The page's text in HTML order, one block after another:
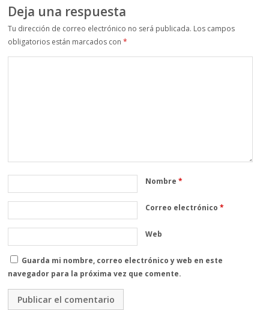
Deja una respuesta
Tu dirección de correo electrónico no será publicada. Los campos
obligatorios están marcados con*
Nombre*
Correo electrónico*
Web
Guarda mi nombre, correo electrónico y web en este
navegador para la próxima vez que comente.